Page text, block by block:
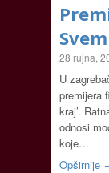
28 rujna,
U
premijera
kraj’.
odnosi
koje…
Opširnije